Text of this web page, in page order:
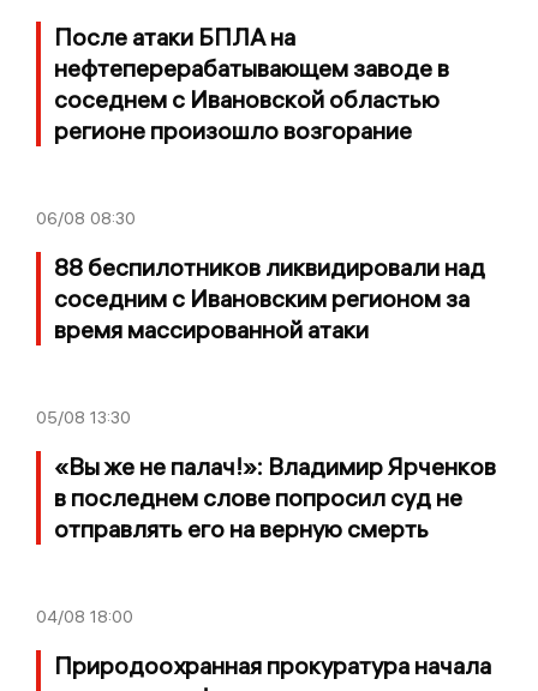
После атаки БПЛА на
нефтеперерабатывающем заводе в
соседнем с Ивановской областью
регионе произошло возгорание
06/08 08:30
88 беспилотников ликвидировали над
соседним с Ивановским регионом за
время массированной атаки
05/08 13:30
«Вы же не палач!»: Владимир Ярченков
в последнем слове попросил суд не
отправлять его на верную смерть
04/08 18:00
Природоохранная прокуратура начала